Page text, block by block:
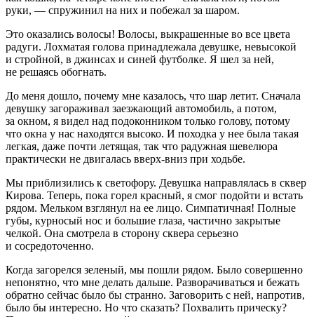
руки, — спружинил на них и побежал за шаром.
Это оказались волосы! Волосы, выкрашенные во все цвета
радуги. Лохматая голова принадлежала девушке, невысокой
и стройной, в джинсах и синей футболке. Я шел за ней,
не решаясь обогнать.
До меня дошло, почему мне казалось, что шар летит. Сначала
девушку загораживал заезжающий автомобиль, а потом,
за окном, я видел над подоконником только голову, потому
что окна у нас находятся высоко. И походка у нее была такая
легкая, даже почти летящая, так что радужная шевелюра
практически не двигалась вверх-вниз при ходьбе.
Мы приблизились к светофору. Девушка направлялась в сквер
Кирова. Теперь, пока горел красный, я смог подойти и встать
рядом. Мельком взглянул на ее лицо. Симпатичная! Полные
губы, курносый нос и большие глаза, частично закрытые
челкой. Она смотрела в сторону сквера серьезно
и сосредоточенно.
Когда загорелся зеленый, мы пошли рядом. Было совершенно
непонятно, что мне делать дальше. Разворачиваться и бежать
обратно сейчас было бы странно. Заговорить с ней, напротив,
было бы интересно. Но что сказать? Похвалить прическу?